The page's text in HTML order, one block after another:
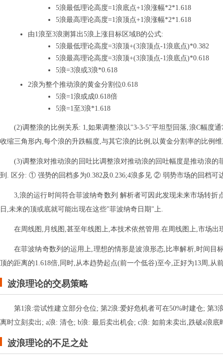
5浪最低理论高度=1浪底点+1浪涨幅*2*1.618
5浪最高理论高度=1浪顶点+1浪涨幅*2*1.618
由1浪至3浪测算出5浪上涨目标区域B的公式:
5浪最低理论高度=3浪顶+(3浪顶点-1浪底点)*0.382
5浪最高理论高度=3浪顶+(3浪顶点-1浪底点)*0.618
5浪=3浪或3浪*0.618
2浪为整个推动浪的黄金分割位0.618
5浪=1浪或成0.618倍
5浪=1至3浪*1.618
(2)调整浪的比例关系: 1,如果调整浪以"3-3-5"平坦型回落,浪C幅度
收缩三角形内,每个浪的升跌幅度,与其它浪的比例,以黄金分割率的比例
(3)调整浪对推动浪的回吐比调整浪对推动浪的回吐幅度是推动浪的
到. 区分: ① 强势的回档多为0.382及0.236;4浪多见 ② 弱势市场的回档可
3,浪的运行时间符合菲波纳奇数列 解析者可因此发现未来市场转
日,未来的顶或底就可能出现在这些"菲波纳奇日期"上.
在周线图,月线图,甚至年线图上,本技术依然管用.在周线图上,市场
在菲波纳奇数列的运用上,理想的情形是波浪形态,比率解析,时间目
顶的距离的1.618倍,同时,从本趋势起点(前一个低谷)至今,正好为13周,
波浪理论的交易策略
第1浪:尝试性建立部分仓位; 第2浪:爱好危机者可在50%时建仓; 第
离时立刻卖出; a浪: 清仓; b浪: 最后卖出机会; c浪: 如前未卖出,跌破a浪底
波浪理论的不足之处